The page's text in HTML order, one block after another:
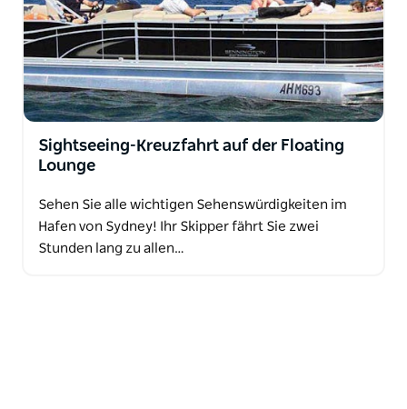
Sightseeing-Kreuzfahrt auf der Floating
Lounge
Sehen Sie alle wichtigen Sehenswürdigkeiten im
Hafen von Sydney! Ihr Skipper fährt Sie zwei
Stunden lang zu allen…